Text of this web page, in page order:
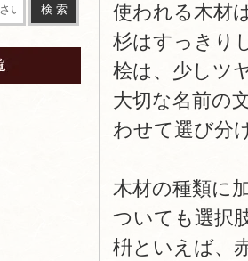
使われる木材
杉はすっきり
桧は、少しツ
大切な名前の
わせて選び分
木材の種類に
ついても選択
枡といえば、